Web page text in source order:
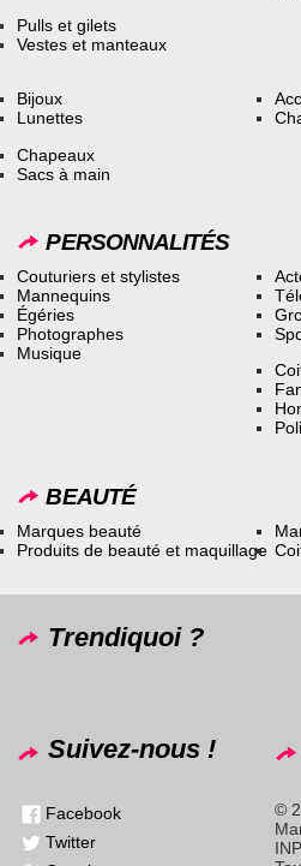
Pulls et gilets
Vestes et manteaux
Bijoux
Lunettes
Chapeaux
Sacs à main
PERSONNALITÉS
Couturiers et stylistes
Mannequins
Égéries
Photographes
Musique
BEAUTÉ
Marques beauté
Produits de beauté et maquillage
Trendiquoi ?
Suivez-nous !
Facebook
Twitter
©